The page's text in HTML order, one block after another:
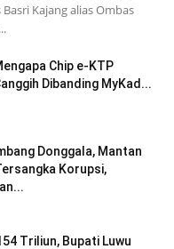
Kajang alias Ombas
Chip e-KTP
Dibanding MyKad...
Donggala, Mantan
Korupsi,
Triliun, Bupati Luwu